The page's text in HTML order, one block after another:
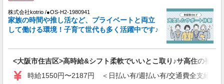
住吉区内
詳細を見る
派遣社員
株式会社kotrio /●OS-H2-1980941
株式会社kotrio /●OS-H2-1980941
家族の時間や推し活など、プライベートと両立
して働ける環境！子育て世代も多く活躍中です♪
<大阪市住吉区>高時給&シフト柔軟でいいとこ取り♪サ高住の補助
時給1550円〜2187円 ＜日払い有/週払い有/交通費全支給(ガ